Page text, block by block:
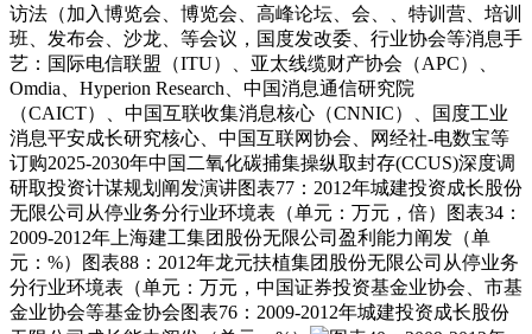
访法（加入博览会、博览会、高峰论坛、会、、特训营、培训
班、发布会、沙龙、等会议，国度发改委、行业协会等消息手
艺：国际电信联盟（ITU）、亚太线缆财产协会（APC）、
Omdia、Hyperion Research、中国消息通信研究院
（CAICT）、中国互联收集消息核心（CNNIC）、国度工业
消息平安成长研究核心、中国互联网协会、网经社-电数宝等
订购2025-2030年中国二氧化碳捕集操纵取封存(CCUS)深度调
研取投资计谋规划阐发演讲图表77：2012年城建投资成长股份
无限公司从停业务分行业环境表（单元：万元，倍）图表34：
2009-2012年上海建工集团股份无限公司盈利能力阐发（单
元：%）图表88：2012年龙元扶植集团股份无限公司从停业务
分行业环境表（单元：万元，中国证券投资基金业协会、市基
金业协会等基金协会图表76：2009-2012年城建投资成长股份